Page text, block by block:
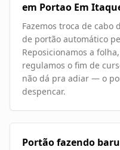
em Portao Em
Fazemos troca de cabo
de portão automático
Reposicionamos a
regulamos o fim de
não dá pra adiar — o
despencar.
Portão fazendo